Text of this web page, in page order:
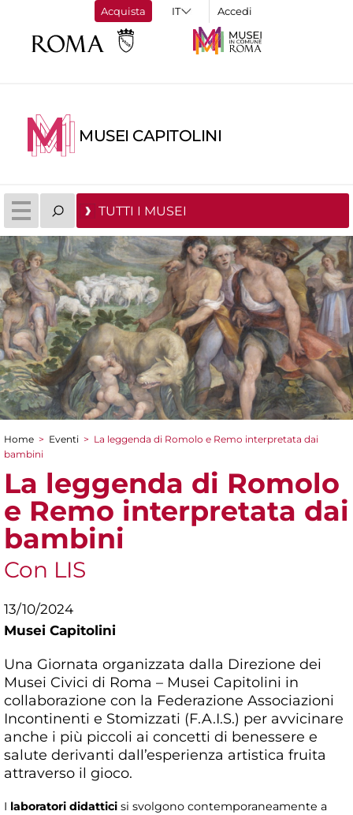
Acquista Accedi
MUSEI CAPITOLINI
TUTTI I MUSEI
Tu sei qui
Home > Eventi > La leggenda di Romolo e Remo interpretata dai
bambini
La leggenda di Romolo
e Remo interpretata dai
bambini
Con LIS
13/10/2024
Musei Capitolini
Una Giornata organizzata dalla Direzione dei
Musei Civici di Roma – Musei Capitolini in
collaborazione con la Federazione Associazioni
Incontinenti e Stomizzati (F.A.I.S.) per avvicinare
anche i più piccoli ai concetti di benessere e
salute derivanti dall’esperienza artistica fruita
attraverso il gioco.
I laboratori didattici si svolgono contemporaneamente a